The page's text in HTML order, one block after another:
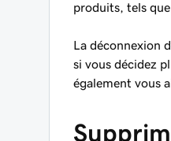
produits, tels
La déconnexion
si vous décidez
également vous